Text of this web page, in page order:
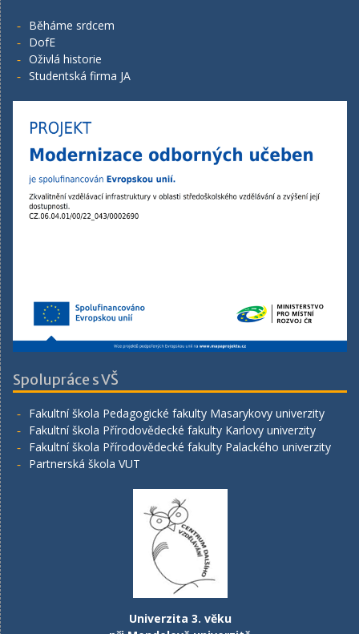
Běháme srdcem
DofE
Oživlá historie
Studentská firma JA
Spolupráce s VŠ
Fakultní škola Pedagogické fakulty Masarykovy univerzity
Fakultní škola Přírodovědecké fakulty Karlovy univerzity
Fakultní škola Přírodovědecké fakulty Palackého univerzity
Partnerská škola VUT
Univerzita 3. věku